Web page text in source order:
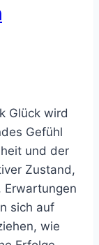
Glück wird
Gefühl
und der
Zustand,
Erwartungen
sich auf
wie